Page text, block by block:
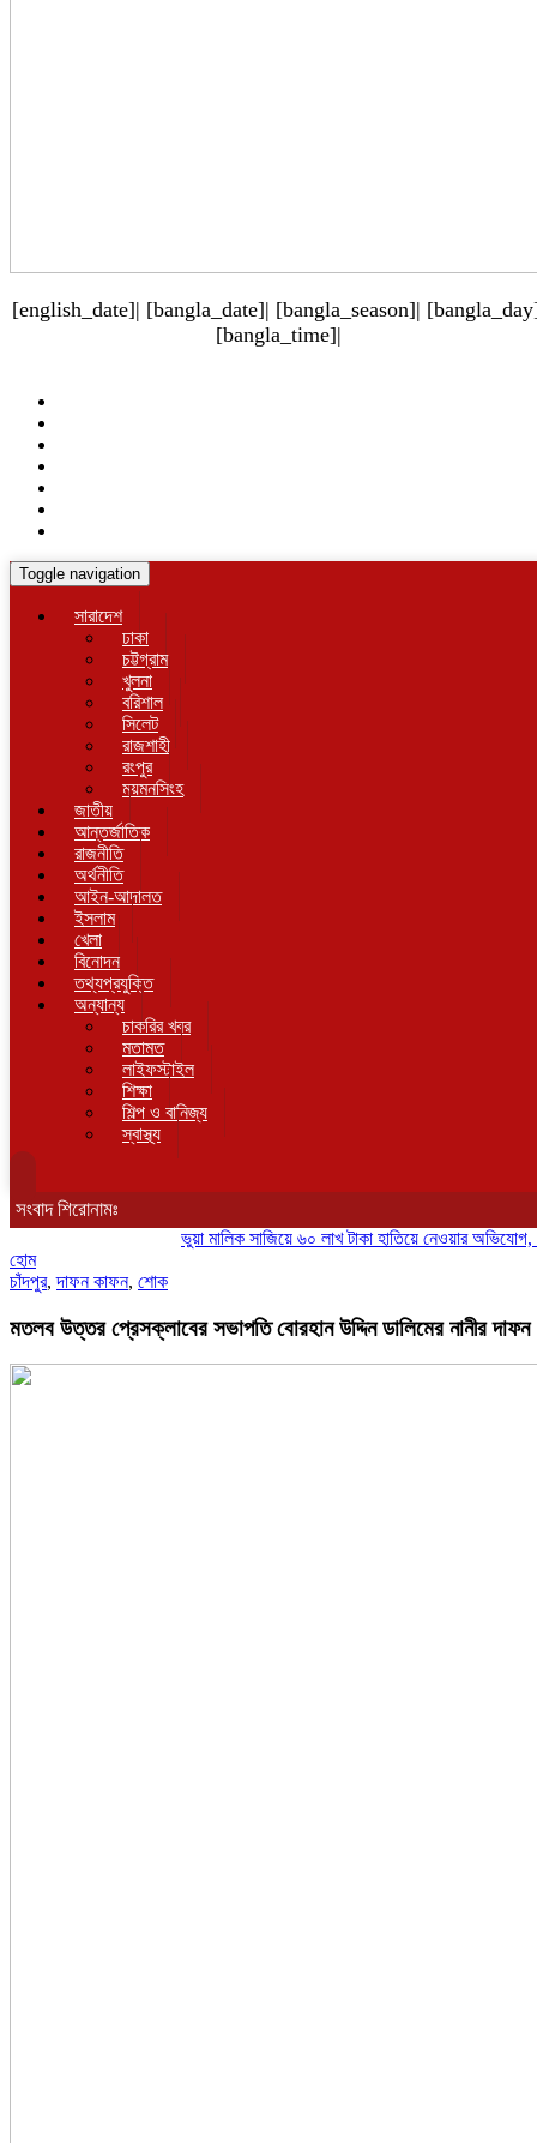
[english_date]| [bangla_date]| [bangla_season]|
[bangla_time]|
Toggle navigation
সারাদেশ
ঢাকা
চট্টগ্রাম
খুলনা
বরিশাল
সিলেট
রাজশাহী
রংপুর
ময়মনসিংহ
জাতীয়
আন্তর্জাতিক
রাজনীতি
অর্থনীতি
আইন-আদালত
ইসলাম
খেলা
বিনোদন
তথ্যপ্রযুক্তি
অন্যান্য
চাকরির খবর
মতামত
লাইফস্টাইল
শিক্ষা
শিল্প ও বানিজ্য
স্বাস্থ্য
সংবাদ শিরোনামঃ
ভুয়া মালিক সাজিয়ে ৬০ লাখ টাকা হাতিয়ে নেওয়ার অভিযোগ, সংবাদ
হোম
চাঁদপুর,দাফন কাফন, শোক
মতলব উত্তর প্রেসক্লাবের সভাপতি বোরহান উদ্দিন ডালিমের নানীর দাফন